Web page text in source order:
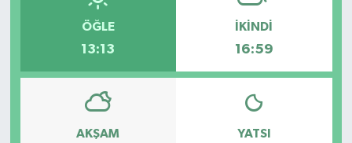
ÖĞLE
13:13
İKINDI
16:59
AKŞAM YATSI